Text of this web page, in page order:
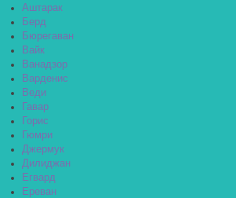
Аштарак
Берд
Бюрегаван
Вайк
Ванадзор
Варденис
Веди
Гавар
Горис
Гюмри
Джермук
Дилиджан
Егвард
Ереван